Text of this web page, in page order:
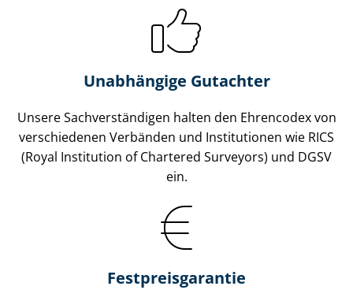
Unabhängige Gutachter
Unsere Sach­ver­stän­di­gen halten den Ehrencodex von
verschiedenen Verbänden und Institutionen wie RICS
(Royal Institution of Chartered Surveyors) und DGSV
ein.
Festpreis​garantie